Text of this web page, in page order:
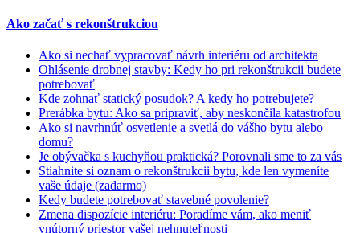
Ako začať s rekonštrukciou
Ako si nechať vypracovať návrh interiéru od architekta
Ohlásenie drobnej stavby: Kedy ho pri rekonštrukcii budete
potrebovať
Kde zohnať statický posudok? A kedy ho potrebujete?
Prerábka bytu: Ako sa pripraviť, aby neskončila katastrofou
Ako si navrhnúť osvetlenie a svetlá do vášho bytu alebo
domu?
Je obývačka s kuchyňou praktická? Porovnali sme to za vás
Stiahnite si oznam o rekonštrukcii bytu, kde len vymeníte
vaše údaje (zadarmo)
Kedy budete potrebovať stavebné povolenie?
Zmena dispozície interiéru: Poradíme vám, ako meniť
vnútorný priestor vašej nehnuteľnosti